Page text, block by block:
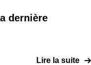
dernière
Lire la suite